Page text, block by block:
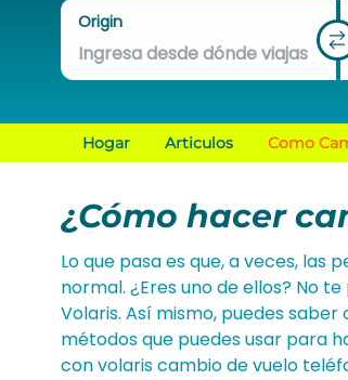
Origin
Hogar Articulos Como
¿Cómo hacer
Lo que pasa es que, a veces, las
normal. ¿Eres uno de ellos? No
Volaris. Así mismo, puedes
métodos que puedes usar para
con volaris cambio de vuelo